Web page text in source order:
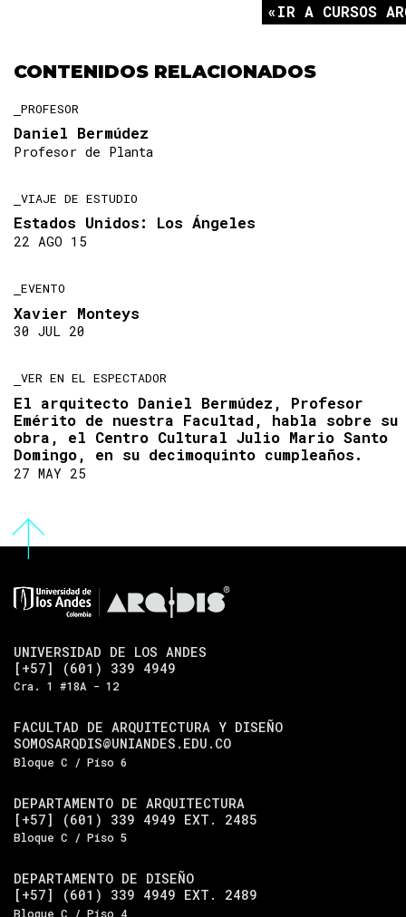
IR A CURSOS
CONTENIDOS RELACIONADOS
PROFESOR
Daniel Bermúdez
Profesor de Planta
VIAJE DE ESTUDIO
Estados Unidos: Los Ángeles
22 AGO 15
EVENTO
Xavier Monteys
30 JUL 20
VER EN EL ESPECTADOR
El arquitecto Daniel Bermúdez, Profesor
Emérito de nuestra Facultad, habla sobre su
obra, el Centro Cultural Julio Mario Santo
Domingo, en su decimoquinto cumpleaños.
27 MAY 25
UNIVERSIDAD DE LOS ANDES
[+57] (601) 339 4949
Cra. 1 #18A - 12
FACULTAD DE ARQUITECTURA Y DISEÑO
SOMOSARQDIS@UNIANDES.EDU.CO
Bloque C / Piso 6
DEPARTAMENTO DE ARQUITECTURA
[+57] (601) 339 4949 EXT. 2485
Bloque C / Piso 5
DEPARTAMENTO DE DISEÑO
[+57] (601) 339 4949 EXT. 2489
Bloque C / Piso 4